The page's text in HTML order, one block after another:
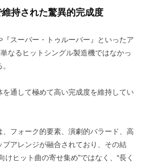
持された驚異的完成度
『スーパー・トゥルーパー』といったア
なるヒットシングル製造機ではなかっ
通して極めて高い完成度を維持してい
、フォーク的要素、演劇的バラード、高
プアレンジが融合されており、その結
けヒット曲の寄せ集め”ではなく、“長く